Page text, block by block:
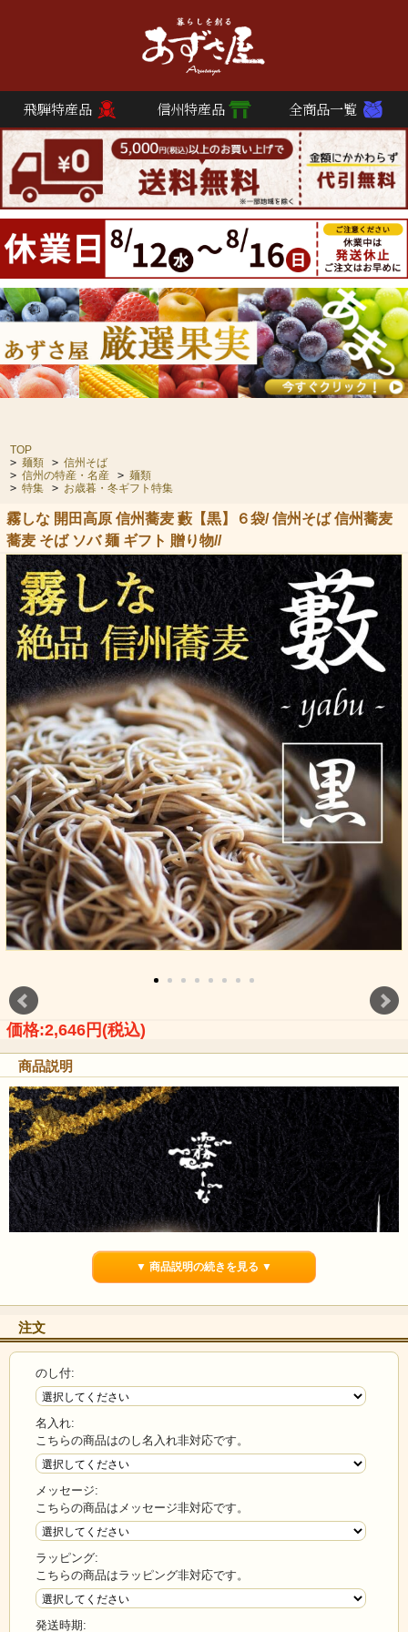
飛騨特産品 信州特産品 全商品一覧
TOP
> 麺類 > 信州そば
> 信州の特産・名産 > 麺類
> 特集 > お歳暮・冬ギフト特集
霧しな 開田高原 信州蕎麦 藪【黒】６袋/ 信州そば 信州蕎麦
蕎麦 そば ソバ 麺 ギフト 贈り物//
価格:2,646円(税込)
商品説明
▼ 商品説明の続きを見る ▼
注文
のし付:
名入れ:
こちらの商品はのし名入れ非対応です。
メッセージ:
こちらの商品はメッセージ非対応です。
ラッピング:
こちらの商品はラッピング非対応です。
発送時期: